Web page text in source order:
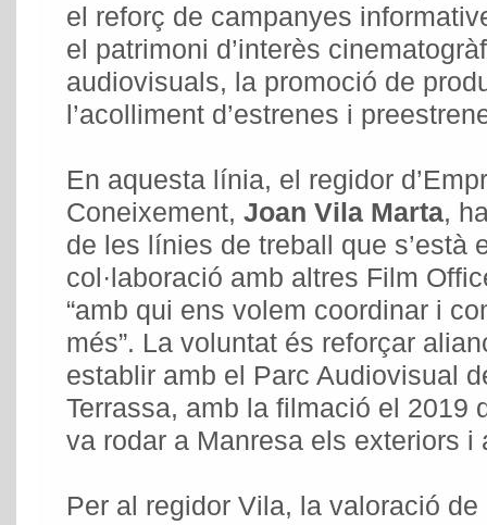
el reforç de campanyes
el patrimoni d’interès
audiovisuals, la promoció de
l’acolliment d’estrenes i
En aquesta línia, el regidor
Coneixement, Joan Vila Marta,
de les línies de treball que s’està
col·laboració amb altres Film
“amb qui ens volem coordinar i
més”. La voluntat és reforçar
establir amb el Parc Audiovisual
Terrassa, amb la filmació el 2019
va rodar a Manresa els exteriors i
Per al regidor Vila, la valoració